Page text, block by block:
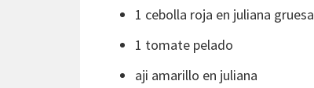
1 cebolla roja en juliana gruesa
1 tomate pelado
aji amarillo en juliana